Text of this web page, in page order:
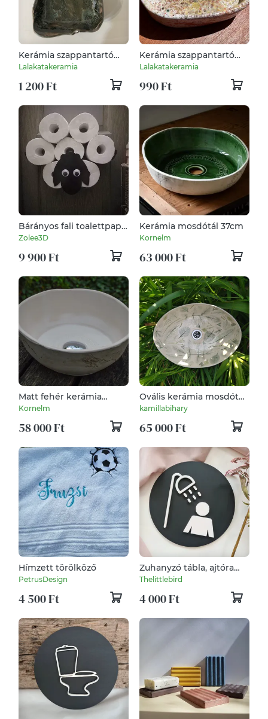
Kerámia szappantartó
tálka
Lalakatakeramia
1 200 Ft
Kerámia szappantartó
tálka
Lalakatakeramia
990 Ft
Bárányos fali toalettpapír
tartó
Zolee3D
9 900 Ft
Kerámia mosdótál 37cm
Kornelm
63 000 Ft
Matt fehér kerámia
mosdótál kisebb
Kornelm
58 000 Ft
Ovális kerámia mosdótál
levéllenyomatokkal
kamillabihary
65 000 Ft
Hímzett törölköző
PetrusDesign
4 500 Ft
Zuhanyzó tábla, ajtóra
ragasztható zuhanyzó
Thelittlebird
4 000 Ft